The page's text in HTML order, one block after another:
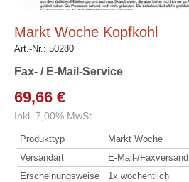
Markt Woche Kopfkohl
Art.-Nr.: 50280
Fax- / E-Mail-Service
69,66 €
Inkl. 7,00% MwSt.
Produkttyp
Markt Woche
Versandart
E-Mail-/Faxversand
Erscheinungsweise
1x wöchentlich